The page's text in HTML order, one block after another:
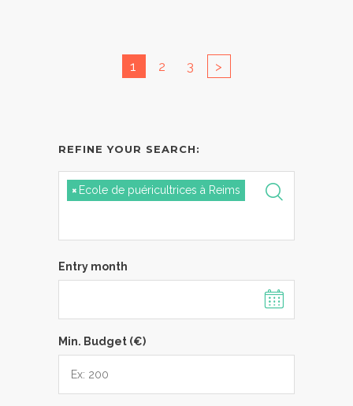
1 2 3 >
REFINE YOUR SEARCH:
× Ecole de puéricultrices à Reims
Entry month
Min. Budget (€)